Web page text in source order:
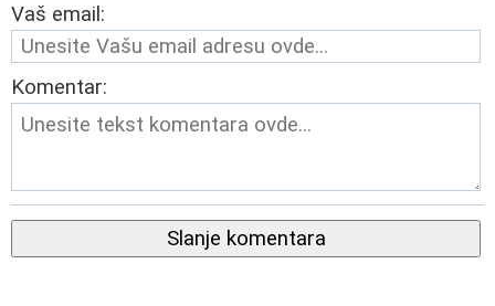
Vaš email:
Komentar:
Slanje komentara